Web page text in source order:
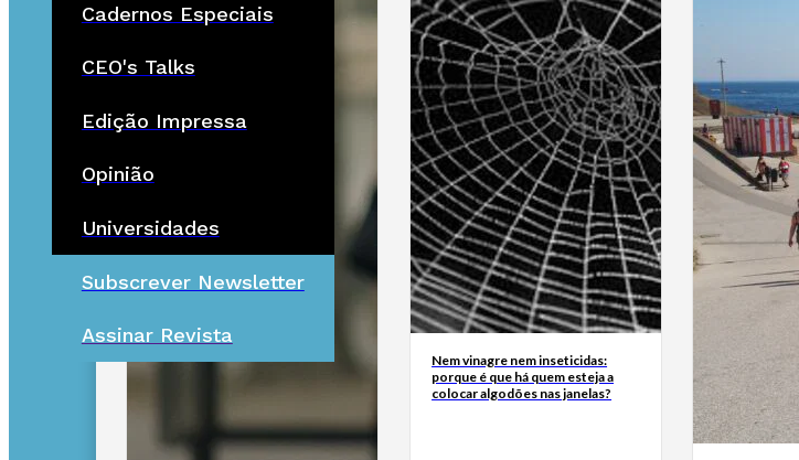
Cadernos Especiais
CEO's Talks
Edição Impressa
Opinião
Universidades
Subscrever Newsletter
Assinar Revista
Nem vinagre nem inseticidas:
porque é que há quem esteja a
colocar algodões nas janelas?